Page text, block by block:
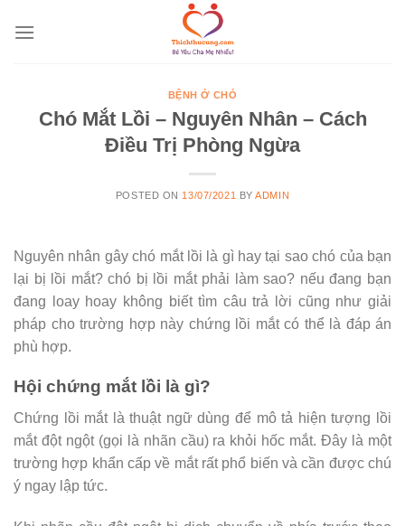
BỆNH Ở CHÓ
Chó Mắt Lồi – Nguyên Nhân – Cách
Điều Trị Phòng Ngừa
POSTED ON 13/07/2021 BYADMIN
Nguyên nhân gây chó mắt lồi là gì hay tại sao chó của bạn
lại bị lồi mắt? chó bị lồi mắt phải làm sao? nếu đang bạn
đang loay hoay không biết tìm câu trả lời cũng như giải
pháp cho trường hợp này chứng lồi mắt có thể là đáp án
phù hợp.
Hội chứng mắt lồi là gì?
Chứng lồi mắt là thuật ngữ dùng để mô tả hiện tượng lồi
mắt đột ngột (gọi là nhãn cầu) ra khỏi hốc mắt. Đây là một
trường hợp khẩn cấp về mắt rất phổ biến và cần được chú
ý ngay lập tức.